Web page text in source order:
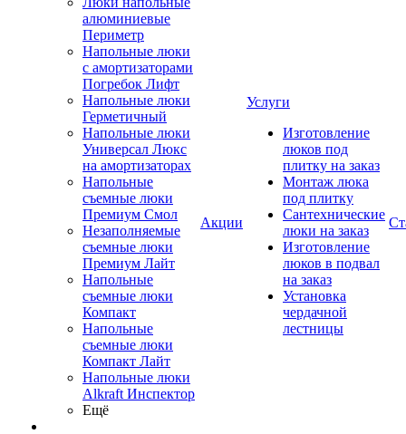
алюминиевые
Периметр
Напольные люки
с амортизаторами
Погребок Лифт
Напольные люки
Герметичный
Напольные люки
Универсал Люкс
на амортизаторах
Напольные
съемные люки
Премиум Смол
Незаполняемые
съемные люки
Премиум Лайт
Напольные
съемные люки
Компакт
Напольные
съемные люки
Компакт Лайт
Напольные люки
Alkraft Инспектор
Ещё
Акции
Услуги
Изготовление
люков под
плитку на заказ
Монтаж люка
под плитку
Сантехнические
люки на заказ
Изготовление
люков в подвал
на заказ
Установка
чердачной
лестницы